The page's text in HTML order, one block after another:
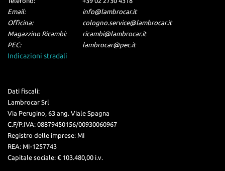
Email:
info@lambrocar.it
Officina:
cologno.service@lambrocar.it
Magazzino Ricambi:
ricambi@lambrocar.it
PEC:
lambrocar@pec.it
Indicazioni stradali
Dati fiscali:
Lambrocar Srl
Via Perugino, 63 ang. Viale Spagna
C.F/P.IVA: 08879450156/00930060967
Registro delle imprese: MI
REA: MI-1257743
Capitale sociale: € 103.480,00 i.v.